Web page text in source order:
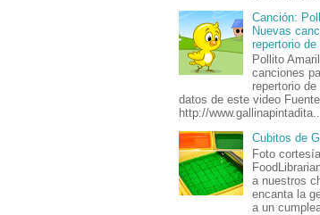
Canción:
Nuevas
repertorio
Pollito
canciones
repertorio
datos de este video
http://
Cubitos de
Foto
a nuestros
encanta la
a un